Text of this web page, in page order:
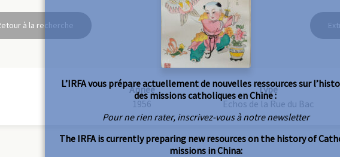
à la recherche
Année
1956
Type
Echos de la Rue du Bac
L’IRFA vous prépare actuellement de nouvelles ressources sur
des missions catholiques en Chine :
Pour ne rien rater, inscrivez-vous à notre newsletter
The IRFA is currently preparing new resources on the history of
missions in China: